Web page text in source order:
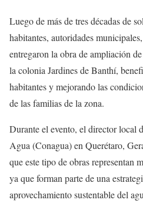
Luego de más de tres décadas de
habitantes, autoridades
entregaron la obra de ampliación
la colonia Jardines de Banthí,
habitantes y mejorando las
de las familias de la zona.
Durante el evento, el director local
Agua (Conagua) en Querétaro,
que este tipo de obras representan
ya que forman parte de una
aprovechamiento sustentable del